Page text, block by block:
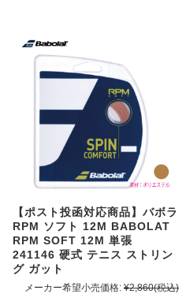
【ポスト投函対応商品】バボラ
RPM ソフト 12M BABOLAT
RPM SOFT 12M 単張
241146 硬式 テニス ストリン
グ ガット
メーカー希望小売価格: ¥2,860(税込)